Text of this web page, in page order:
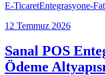
E-TicaretEntegrasyone-
12 Temmuz 2026
Sanal POS
Ödeme